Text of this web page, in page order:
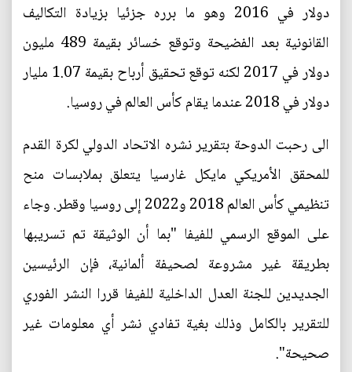
دولار في 2016 وهو ما برره جزئيا بزيادة التكاليف
القانونية بعد الفضيحة وتوقع خسائر بقيمة 489 مليون
دولار في 2017 لكنه توقع تحقيق أرباح بقيمة 1.07 مليار
دولار في 2018 عندما يقام كأس العالم في روسيا.
الى رحبت الدوحة بتقرير نشره الاتحاد الدولي لكرة القدم
للمحقق الأمريكي مايكل غارسيا يتعلق بملابسات منح
تنظيمي كأس العالم 2018 و2022 إلى روسيا وقطر. وجاء
على الموقع الرسمي للفيفا "بما أن الوثيقة تم تسريبها
بطريقة غير مشروعة لصحيفة ألمانية، فإن الرئيسين
الجديدين للجنة العدل الداخلية للفيفا قررا النشر الفوري
للتقرير بالكامل وذلك بغية تفادي نشر أي معلومات غير
صحيحة".